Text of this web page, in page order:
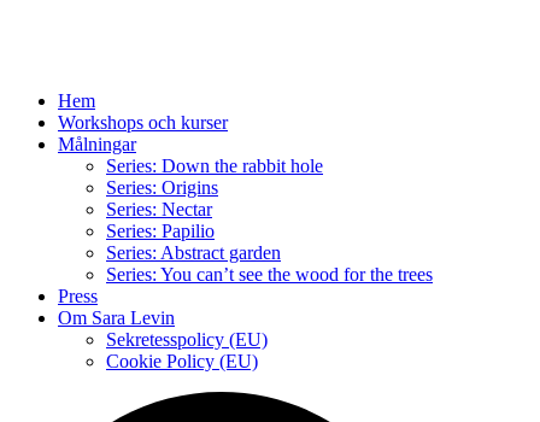
Hem
Workshops och kurser
Målningar
Series: Down the rabbit hole
Series: Origins
Series: Nectar
Series: Papilio
Series: Abstract garden
Series: You can’t see the wood for the trees
Press
Om Sara Levin
Sekretesspolicy (EU)
Cookie Policy (EU)